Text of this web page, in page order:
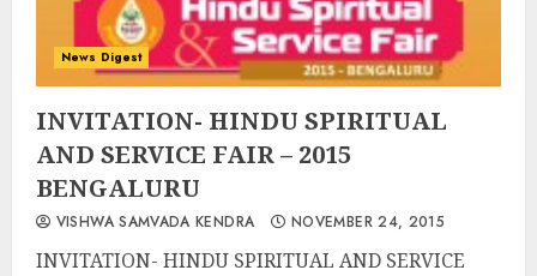
News Digest
INVITATION- HINDU SPIRITUAL
AND SERVICE FAIR – 2015
BENGALURU
VISHWA SAMVADA KENDRA NOVEMBER 24, 2015
INVITATION- HINDU SPIRITUAL AND SERVICE